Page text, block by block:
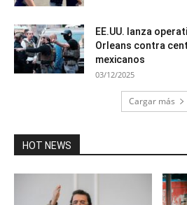
EE.UU. lanza
Orleans contra
mexicanos
03/12/2025
Cargar más
HOT NEWS